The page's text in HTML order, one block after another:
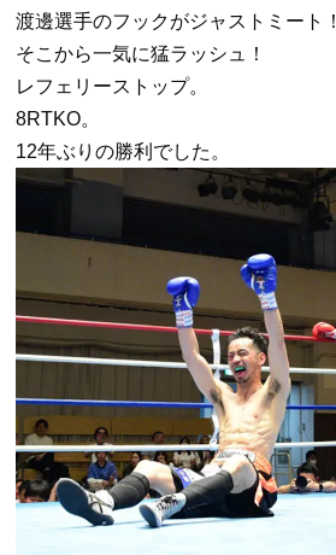
渡邊選手のフックがジャストミート！
そこから一気に猛ラッシュ！
レフェリーストップ。
8RTKO。
12年ぶりの勝利でした。